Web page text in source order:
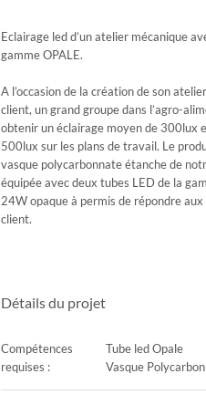
Eclairage led d’un atelier mécanique
gamme OPALE.
A l’occasion de la création de son
client, un grand groupe dans l’agro-
obtenir un éclairage moyen de 300lux
500lux sur les plans de travail. Le
vasque polycarbonnate étanche de
équipée avec deux tubes LED de la
24W opaque à permis de répondre
client.
Détails du projet
Compétences
requises :
Tube led Opale
Vasque